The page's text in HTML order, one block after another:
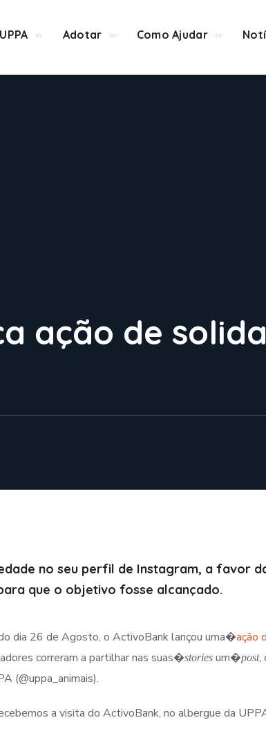
Adotar Como Ajudar
ação de
no seu perfil de Instagram, a favor
que o objetivo fosse alcançado.
dia 26 de Agosto, o ActivoBank lançou uma�ação
correram a partilhar nas suas�stories um�post,
(@uppa_animais).
a visita do ActivoBank, no albergue da